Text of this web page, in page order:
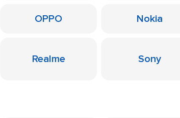
OPPO Nokia
Realme Sony